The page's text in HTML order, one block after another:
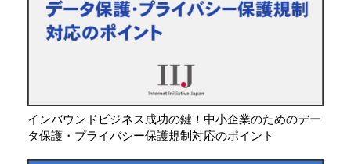
インバウンドビジネス成功の鍵！中小企業のためのデー
タ保護・プライバシー保護規制対応のポイント